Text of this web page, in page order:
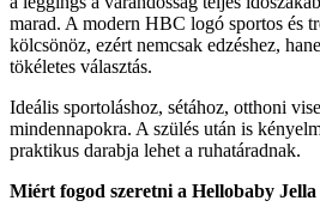
marad. A modern HBC logó sportos és
kölcsönöz, ezért nemcsak edzéshez,
tökéletes választás.
Ideális sportoláshoz, sétához, otthoni
mindennapokra. A szülés után is
praktikus darabja lehet a ruhatáradnak.
Miért fogod szeretni a Hellobaby Jella